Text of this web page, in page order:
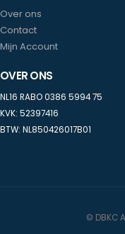
Over ons
Contact
Mijn Account
OVER ONS
NL16 RABO 0386 5994 75
KVK: 52397416
BTW: NL850426017B01
© DBKC